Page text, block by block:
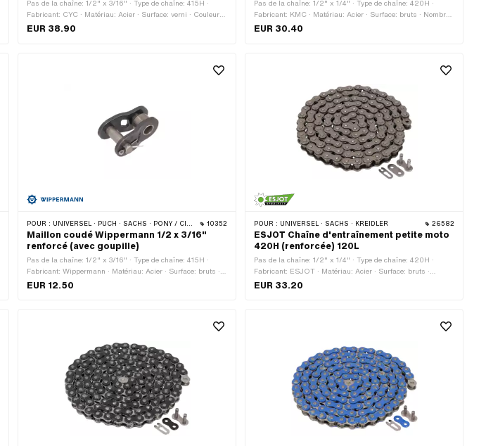
Pas de la chaîne: 1/2" x 3/16" · Type de chaîne: 415H ·
Fabricant: CYC · Matériau: Acier · Surface: verni · Couleur:
noir · Nombre de maillons: 128 pcs · Circonférence de
EUR 38.90
Pas de la chaîne: 1/2" x 1/4" · Type de chaîne: 420H ·
Fabricant: KMC · Matériau: Acier · Surface: bruts · Nombre
de maillons: 144 pcs · Circonférence de roulement: 1829 mm
EUR 30.40
POUR : UNIVERSEL · PUCH · SACHS · PONY / CILO (BÊTA 521 & 512) · ZÜNDAPP BELMONDO · TOMOS · BYE BIKE 10352
Maillon coudé Wippermann 1/2 x 3/16"
renforcé (avec goupille)
Pas de la chaîne: 1/2" x 3/16" · Type de chaîne: 415H ·
Fabricant: Wippermann · Matériau: Acier · Surface: bruts ·
Nombre de maillons: 1 pcs · Type de cadenas à chaîne:
EUR 12.50
POUR : UNIVERSEL · SACHS · KREIDLER 26582
ESJOT Chaîne d'entraînement petite moto
420H (renforcée) 120L
Pas de la chaîne: 1/2" x 1/4" · Type de chaîne: 420H ·
Fabricant: ESJOT · Matériau: Acier · Surface: bruts ·
Nombre de maillons: 120 pcs · Circonférence de roulement:
EUR 33.20